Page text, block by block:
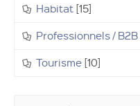
Habitat [15]
Professionnels / B2B
Tourisme [10]